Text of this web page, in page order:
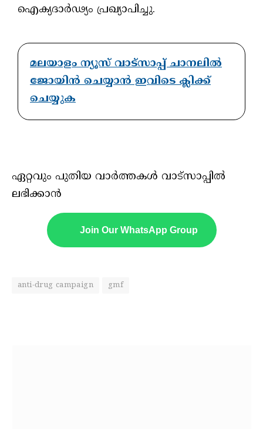
ഐക്യദാര്‍ഢ്യം പ്രഖ്യാപിച്ചു.
മലയാളം ന്യൂസ് വാട്സാപ്പ് ചാനലിൽ
ജോയിൻ ചെയ്യാൻ ഇവിടെ ക്ലിക്ക്
ചെയ്യുക
ഏറ്റവും പുതിയ വാർത്തകൾ വാട്സാപ്പിൽ
ലഭിക്കാൻ
Join Our WhatsApp Group
anti-drug campaign gmf